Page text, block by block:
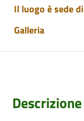
Il luogo è sede di
Galleria
Descrizione